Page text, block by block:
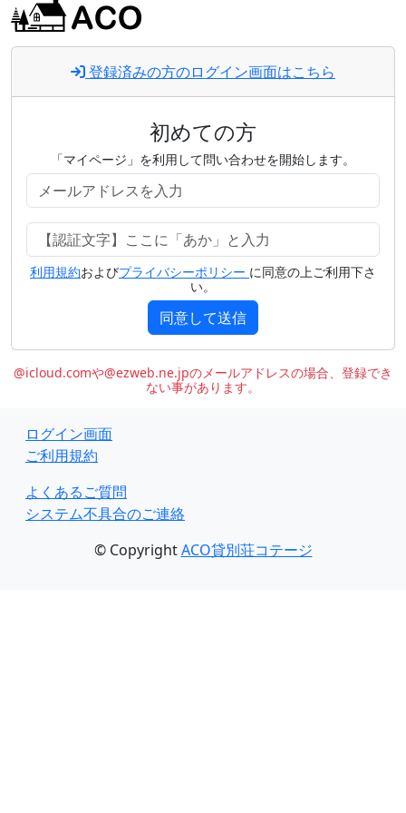
登録済みの方のログイン画面はこちら
初めての方
「マイページ」を利用して問い合わせを開始します。
利用規約およびプライバシーポリシー に同意の上ご利用下さ
い。
同意して送信
@icloud.comや@ezweb.ne.jpのメールアドレスの場合、登録でき
ない事があります。
ログイン画面
ご利用規約
よくあるご質問
システム不具合のご連絡
© CopyrightACO貸別荘コテージ